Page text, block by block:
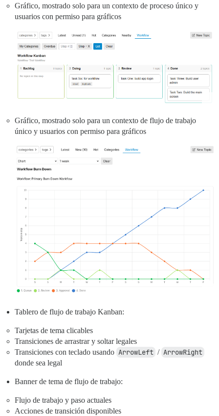
Gráfico, mostrado solo para un contexto de proceso único y
usuarios con permiso para gráficos
Gráfico, mostrado solo para un contexto de flujo de trabajo
único y usuarios con permiso para gráficos
Tablero de flujo de trabajo Kanban:
Tarjetas de tema clicables
Transiciones de arrastrar y soltar legales
Transiciones con teclado usando ArrowLeft / ArrowRight
donde sea legal
Banner de tema de flujo de trabajo:
Flujo de trabajo y paso actuales
Acciones de transición disponibles